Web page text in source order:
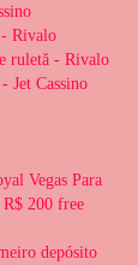
Rivalo
ruletă - Rivalo
Jet Cassino
Vegas Para
200 free
depósito